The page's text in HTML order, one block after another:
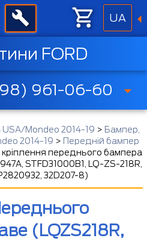
UA
FORD
961-06-60
USA/Mondeo 2014-19 > Бампер,
2014-19 > Передній бампер
кріплення переднього бампера
STFD31000B1, LQ-ZS-218R,
32D207-8)
(LQZS218R,